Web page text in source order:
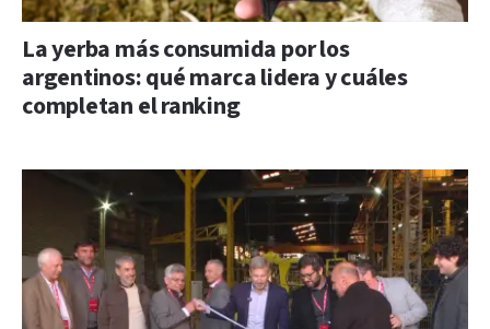
La yerba más consumida por los
argentinos: qué marca lidera y cuáles
completan el ranking